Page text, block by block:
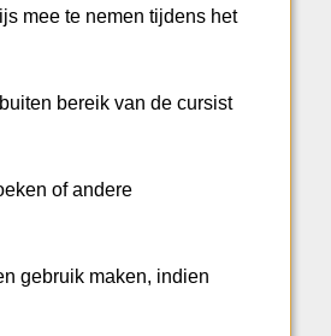
mee te nemen tijdens het
bereik van de cursist
of andere
gebruik maken, indien